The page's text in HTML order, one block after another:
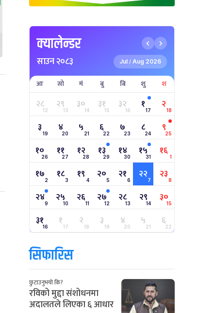
क्यालेन्डर
साउन २०८३ Jul / Aug 2026
आ सो मं बु बि शु श
२८12 २९13 ३०14 ३१15 ३२16 १17 २18
३ 19 ४20 ५ 21 ६22 ७23 ८24 ९25
१०26 ११27 १२28 १३29 १४30 १५31 १६ 1
१७2 १८3 १९ 4 २०5 २१6 २२7 २३8
२४9 २५10 २६11 २७12 २८13 २९14 ३०15
३१16 १17 २18 ३19 ४20 ५21 ६22
सिफारिस
छुटाउनुभयो कि?
रविको मुद्दा संशोधनमा
अदालतले लिएका ६ आधार